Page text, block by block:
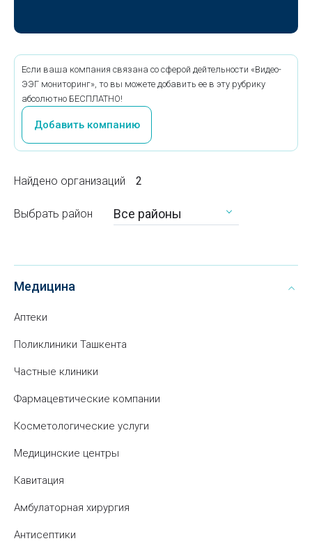
Если ваша компания связана со сферой дейтельности «Видео-
ЭЭГ мониторинг», то вы можете добавить ее в эту рубрику
абсолютно БЕСПЛАТНО!
Добавить компанию
Найдено организаций 2
Выбрать район Все районы
Медицина
Аптеки
Поликлиники Ташкента
Частные клиники
Фармацевтические компании
Косметологические услуги
Медицинские центры
Кавитация
Амбулаторная хирургия
Антисептики